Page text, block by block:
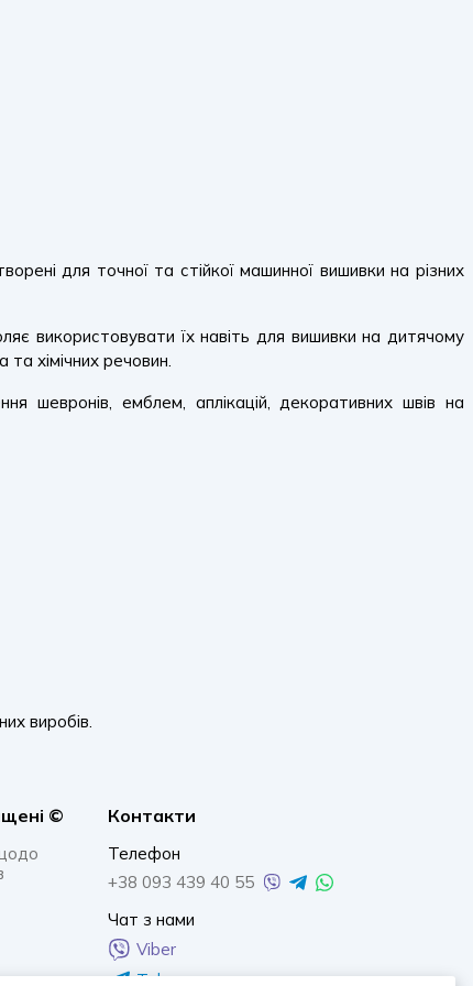
для точної та стійкої машинної вишивки на різних
використовувати їх навіть для вишивки на дитячому
хімічних речовин.
шевронів, емблем, аплікацій, декоративних швів на
виробів.
© Контакти
Телефон
+38 093 439 40 55
Чат з нами
Viber
Telegram